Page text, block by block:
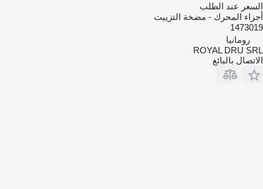
السعر عند الطلب
أجزاء المحرك - مضخة التزييت
1473019
رومانيا
ROYAL DRU SRL
الاتصال بالبائع